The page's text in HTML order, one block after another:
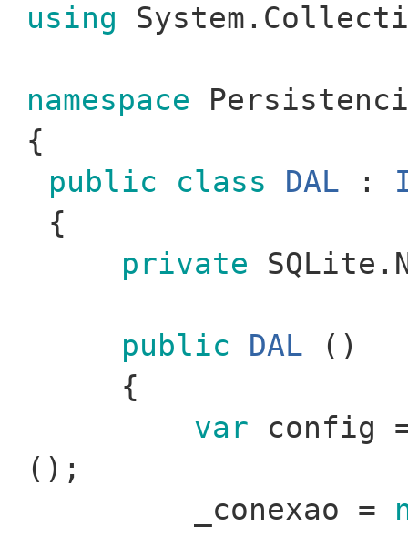
using
namespace
{
public
class DAL :
{
private
public DAL ()
{
var config
();
_conexao =